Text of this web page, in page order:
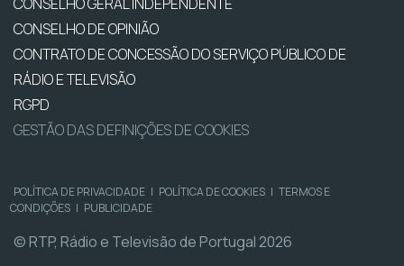
CONSELHO DE OPINIÃO
CONTRATO DE CONCESSÃO DO SERVIÇO PÚBLICO DE
RÁDIO E TELEVISÃO
RGPD
GESTÃO DAS DEFINIÇÕES DE COOKIES
POLÍTICA DE PRIVACIDADE | POLÍTICA DE COOKIES | TERMOS E
CONDIÇÕES | PUBLICIDADE
© RTP, Rádio e Televisão de Portugal 2026